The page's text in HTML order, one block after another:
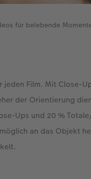
für belebende
Film. Mit Close-
der Orientierung
Ups und 20 %
an das Objekt